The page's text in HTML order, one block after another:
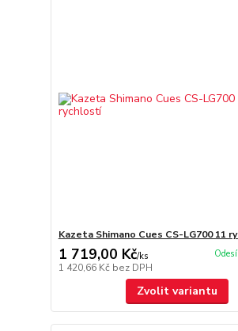
Kazeta Shimano Cues CS-LG700 11
1 719,00 Kč/ks
1 420,66 Kč bez DPH
Zvolit variantu